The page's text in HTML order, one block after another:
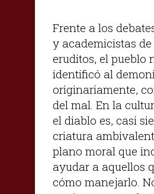
Frente a los
y academicistas de
eruditos, el pueblo
identificó al
originariamente,
del mal. En la
el diablo es, casi
criatura
plano moral que
ayudar a aquellos
cómo manejarlo.